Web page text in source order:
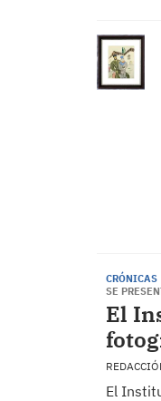
CRÓNICAS
SE
El
El